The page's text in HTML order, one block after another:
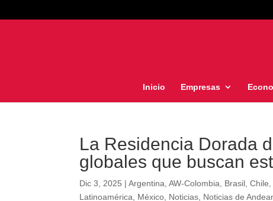
Inicio Empresas
La Residencia Dorada
globales que buscan
Dic 3, 2025 |Argentina ,AW-Colombia Brasil ,Chile
Latinoamérica
México Noticias Noticias de